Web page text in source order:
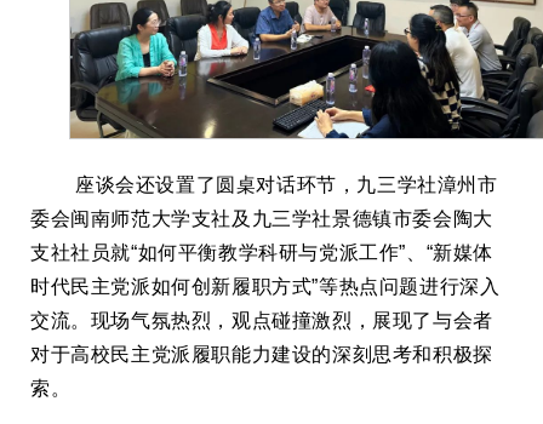
座谈会还设置了圆桌对话环节，九三学社漳州市
委会闽南师范大学支社及九三学社景德镇市委会陶大
支社社员就“如何平衡教学科研与党派工作”、“新媒体
时代民主党派如何创新履职方式”等热点问题进行深入
交流。现场气氛热烈，观点碰撞激烈，展现了与会者
对于高校民主党派履职能力建设的深刻思考和积极探
索。